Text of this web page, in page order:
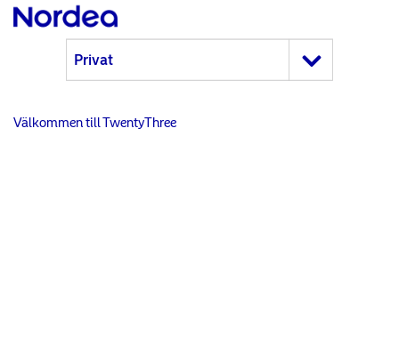
Välkommen till TwentyThree